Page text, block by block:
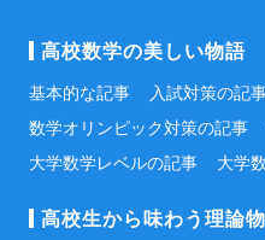
高校数学の美しい物語
基本的な記事 入試対策の記
数学オリンピック対策の記事
大学数学レベルの記事
大学
高校生から味わう理論